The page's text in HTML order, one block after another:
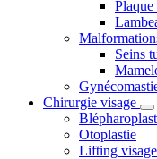
Seins
Chirurgie visage
Otoplastie
Lifting visage